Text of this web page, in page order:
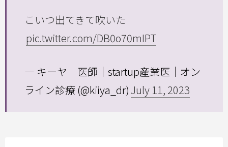
こいつ出てきて吹いた
pic.twitter.com/DB0o70mIPT
— キーヤ 医師｜startup産業医｜オン
ライン診療 (@kiiya_dr) July 11, 2023